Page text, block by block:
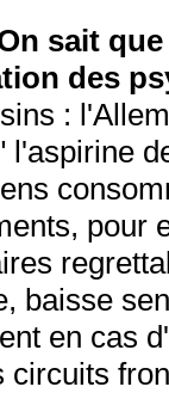
sait
des
:
l'aspirine
pour
baisse
en cas
circuits